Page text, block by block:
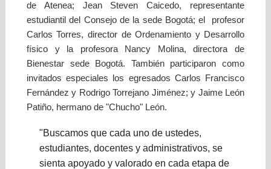
de Atenea; Jean Steven Caicedo, representante
estudiantil del Consejo de la sede Bogotá;el profesor
Carlos Torres, director de Ordenamiento y Desarrollo
físicoy la profesora Nancy Molina, directora de
Bienestar sede Bogotá. También participaron como
invitados especiales los egresados Carlos Francisco
Fernández y Rodrigo Torrejano Jiménez; y Jaime León
Patiño, hermano de "Chucho" León.
"Buscamos que cada uno de ustedes,
estudiantes, docentes y administrativos, se
sienta apoyado y valorado en cada etapa de